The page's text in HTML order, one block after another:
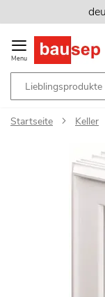
Inhalt
springen
Menu
Startseite Keller